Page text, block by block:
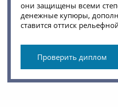
они защищены всеми
денежные купюры,
ставится оттиск
Проверить диплом